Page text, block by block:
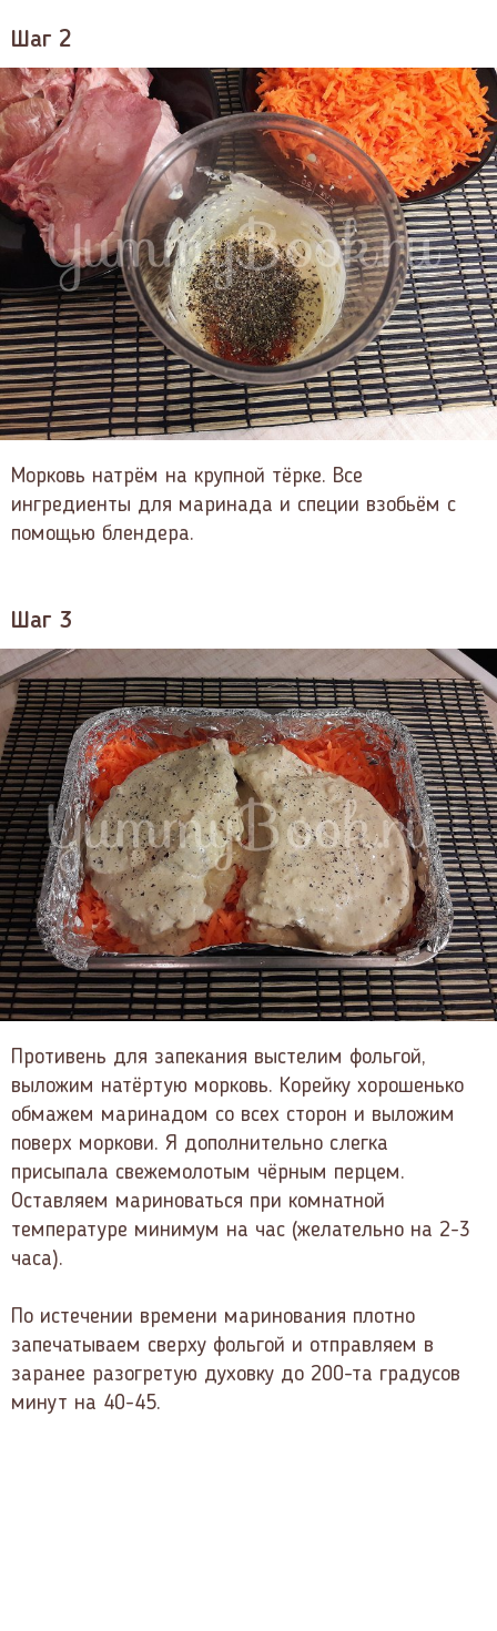
Шаг 2
Морковь натрём на крупной тёрке. Все
ингредиенты для маринада и специи взобьём с
помощью блендера.
Шаг 3
Противень для запекания выстелим фольгой,
выложим натёртую морковь. Корейку хорошенько
обмажем маринадом со всех сторон и выложим
поверх моркови. Я дополнительно слегка
присыпала свежемолотым чёрным перцем.
Оставляем мариноваться при комнатной
температуре минимум на час (желательно на 2-3
часа).
По истечении времени маринования плотно
запечатываем сверху фольгой и отправляем в
заранее разогретую духовку до 200-та градусов
минут на 40-45.